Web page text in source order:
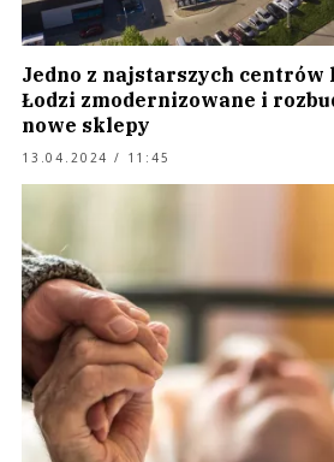
Jedno z najstarszych centrów
Łodzi zmodernizowane i
nowe sklepy
13.04.2024 / 11:45